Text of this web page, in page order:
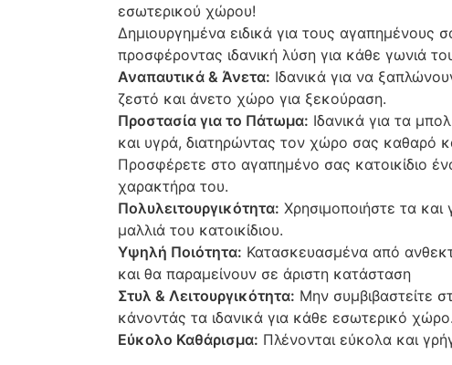
εσωτερικού χώρου!
Δημιουργημένα ειδικά για τους αγαπημένους
προσφέροντας ιδανική λύση για κάθε γωνιά
Αναπαυτικά & Άνετα: Ιδανικά για να
ζεστό και άνετο χώρο για ξεκούραση.
Προστασία για το Πάτωμα: Ιδανικά για τα
και υγρά, διατηρώντας τον χώρο σας καθαρό
Προσφέρετε στο αγαπημένο σας κατοικίδιο
χαρακτήρα του.
Πολυλειτουργικότητα: Χρησιμοποιήστε τα
μαλλιά του κατοικίδιου.
Υψηλή Ποιότητα: Κατασκευασμένα από
και θα παραμείνουν σε άριστη κατάσταση
Στυλ & Λειτουργικότητα: Μην συμβιβαστείτε
κάνοντάς τα ιδανικά για κάθε εσωτερικό χώρο.
Εύκολο Καθάρισμα: Πλένονται εύκολα και